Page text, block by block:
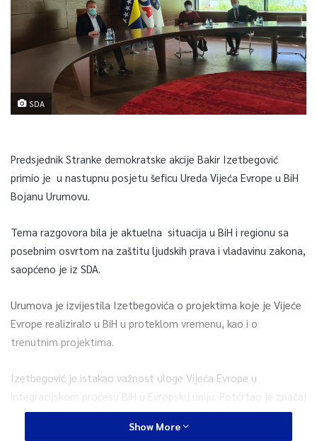
SDA
Predsjednik Stranke demokratske akcije Bakir Izetbegović
primio je u nastupnu posjetu šeficu Ureda Vijeća Evrope u BiH
Bojanu Urumovu.
Tema razgovora bila je aktuelna situacija u BiH i regionu sa
posebnim osvrtom na zaštitu ljudskih prava i vladavinu zakona,
saopćeno je iz SDA.
Urumova je izvijestila Izetbegovića o projektima koje je Vijeće
Evrope realiziralo u BiH u proteklom vremenu, kao i o
trenutnim projektima.
Izetbegović je istakao važnost uloge Vijeća Evrope u
integracijskom procesu BiH u Evropsku uniju. Potcrtao je značaj
provođenja presuda Evropskog suda za ljudska prava, kao i
uklanjanje diskriminacije i segregacije u školama.
Show More